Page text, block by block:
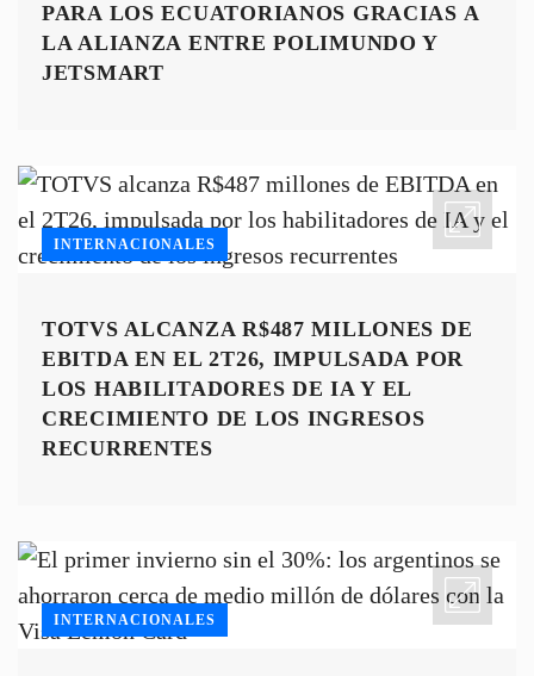
PARA LOS ECUATORIANOS GRACIAS A
LA ALIANZA ENTRE POLIMUNDO Y
JETSMART
INTERNACIONALES
TOTVS ALCANZA R$487 MILLONES DE
EBITDA EN EL 2T26, IMPULSADA POR
LOS HABILITADORES DE IA Y EL
CRECIMIENTO DE LOS INGRESOS
RECURRENTES
INTERNACIONALES